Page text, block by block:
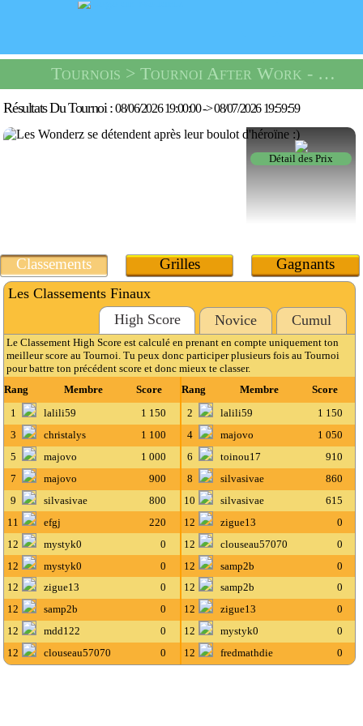
Tournois > Tournoi After Work - Un
Résultats Du Tournoi :08/06/2026 19:00:00->08/07/2026 19:59:59
Détail des Prix
Classements Grilles Gagnants
Les Classements Finaux
High Score
Novice Cumul
Le Classement High Score est calculé en prenant en compte uniquement ton
meilleur score au Tournoi. Tu peux donc participer plusieurs fois au Tournoi
pour battre ton précédent score et donc mieux te classer.
Rang
Membre Score Rang Membre
Score
1
lalili59 1 150 2 lalili59
1 150
3
christalys 1 100 4 majovo
1 050
5
majovo 1 000 6 toinou17
910
7
majovo 900 8 silvasivae
860
9
silvasivae 800 10 silvasivae
615
11
efgj 220 12 zigue13
0
12
mystyk0 0 12 clouseau57070
0
12
mystyk0 0 12 samp2b
0
12
zigue13 0 12 samp2b
0
12
samp2b 0 12 zigue13
0
12
mdd122 0 12 mystyk0
0
12
clouseau57070 0 12 fredmathdie 0